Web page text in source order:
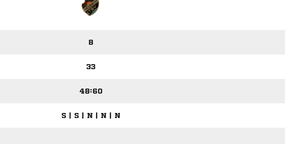
8
33
48:60
S | S | N | N | N